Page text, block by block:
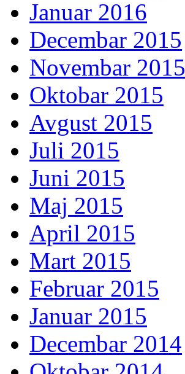
Januar 2016
Decembar 2015
Novembar 2015
Oktobar 2015
Avgust 2015
Juli 2015
Juni 2015
Maj 2015
April 2015
Mart 2015
Februar 2015
Januar 2015
Decembar 2014